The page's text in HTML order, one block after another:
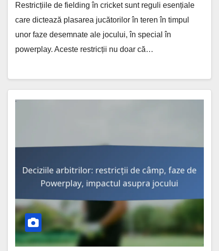
Restricțiile de fielding în cricket sunt reguli esențiale
care dictează plasarea jucătorilor în teren în timpul
unor faze desemnate ale jocului, în special în
powerplay. Aceste restricții nu doar că…